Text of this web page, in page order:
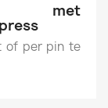
met
of per pin te